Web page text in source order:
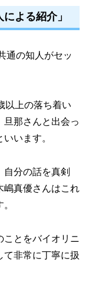
よる紹介」
通の知人がセッ
以上の落ち着い
旦那さんと出会っ
います。
分の話を真剣
嶋真優さんはこれ
ことをバイオリニ
て非常に丁寧に扱